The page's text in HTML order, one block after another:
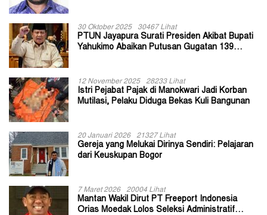
30 Oktober 2025 30467 Lihat
PTUN Jayapura Surati Presiden Akibat Bupati
Yahukimo Abaikan Putusan Gugatan 139
12 November 2025 28233 Lihat
Istri Pejabat Pajak di Manokwari Jadi Korban
Mutilasi, Pelaku Diduga Bekas Kuli Bangunan
20 Januari 2026 21327 Lihat
Gereja yang Melukai Dirinya Sendiri: Pelajaran
dari Keuskupan Bogor
7 Maret 2026 20004 Lihat
Mantan Wakil Dirut PT Freeport Indonesia
Orias Moedak Lolos Seleksi Administratif